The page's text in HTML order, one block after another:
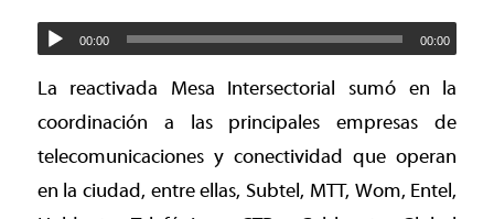
00:00 00:00
La reactivada Mesa Intersectorial sumó en la
coordinación a las principales empresas de
telecomunicaciones y conectividad que operan
en la ciudad, entre ellas, Subtel, MTT, Wom, Entel,